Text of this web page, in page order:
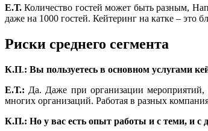
Е.Т.Количество гостей может быть разным,
даже на 1000 гостей. Кейтеринг на катке – это
Риски среднего сегмента
К.П.: Вы пользуетесь в основном услугами
Е.Т.: Да. Даже при организации мероприятий,
многих организаций. Работая в разных
К.П.: Но у вас есть опыт работы и с теми, и